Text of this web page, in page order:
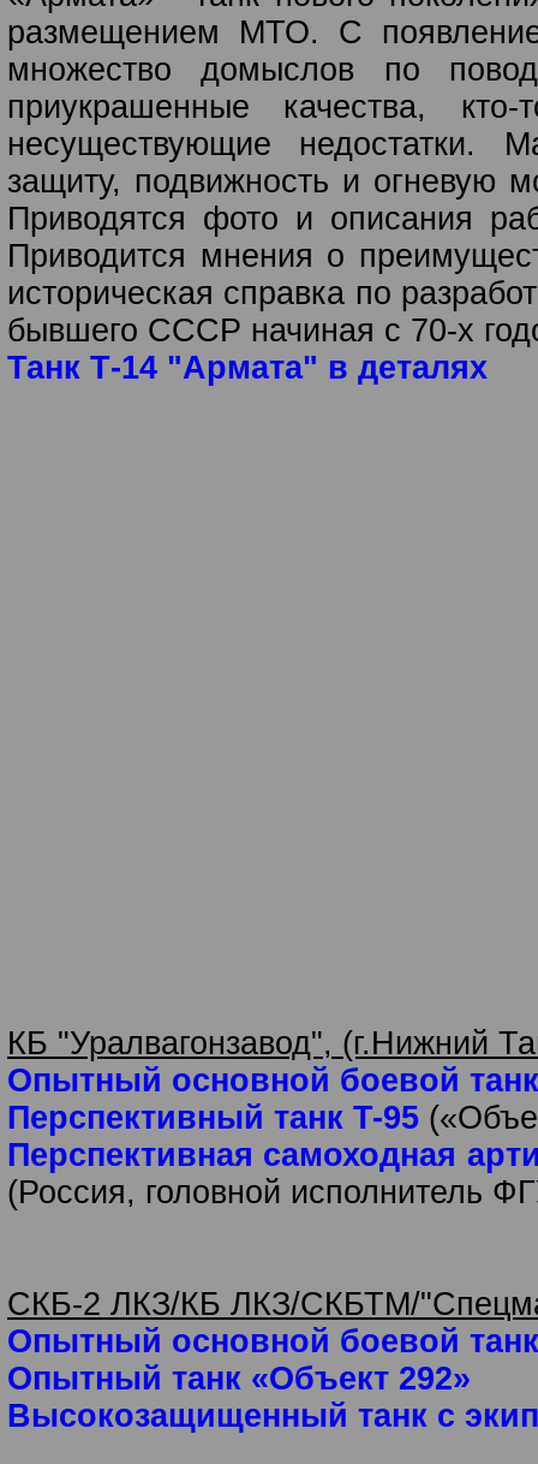
размещением МТО. С
множество домыслов по
приукрашенные качества,
несуществующие недостатки.
защиту, подвижность и огневую
Приводятся фото и описания
Приводится мнения о
историческая справка по
бывшего СССР начиная с 70-х
Танк Т-14 "Армата" в деталях
КБ "Уралвагонзавод", (г.Нижний
Опытный основной боевой
Перспективный танк T-95
Перспективная самоходная
(Россия, головной исполнитель
СКБ-2 ЛКЗ/КБ ЛКЗ/СКБТМ/
Опытный основной боевой
Опытный танк «Объект 292»
Высокозащищенный танк с